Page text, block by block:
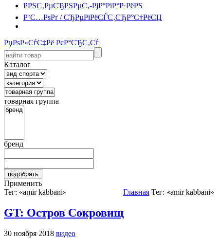
РРЅС‚РµСЂРЅРµС‚-РјР°РіР°Р·РёРЅ
Р’С…РѕРґ / СЂРµРіРёСЃС‚СЂР°С†РёСЏ
РџРѕР»СѓС‡Рё РєР°СЂС‚Сѓ
Каталог
товарная группа
бренд
Применить
Тег: «amir kabbani»
Главная Тег: «amir kabbani»
GT: Остров Сокровищ
30 ноября 2018 видео